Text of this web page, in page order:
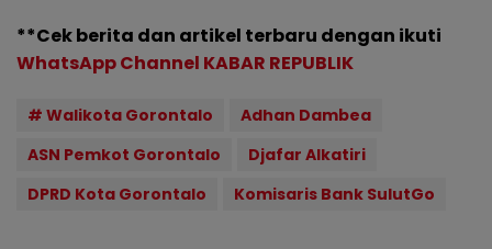
**Cek berita dan artikel terbaru dengan ikuti
WhatsApp Channel KABAR REPUBLIK
# Walikota Gorontalo
Adhan Dambea
ASN Pemkot Gorontalo
Djafar Alkatiri
DPRD Kota Gorontalo
Komisaris Bank SulutGo